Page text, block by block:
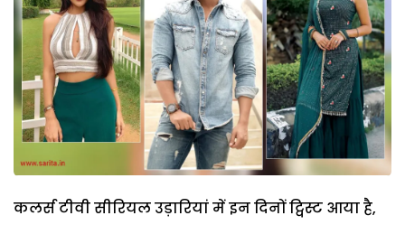
कलर्स टीवी सीरियल उड़ारियां में इन दिनों ट्विस्ट आया है,